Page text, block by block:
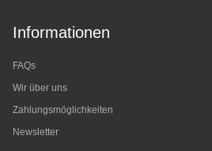
Informationen
FAQs
Wir über uns
Zahlungsmöglichkeiten
Newsletter